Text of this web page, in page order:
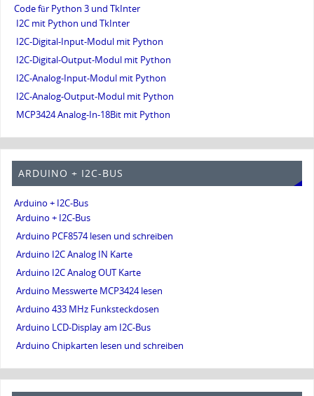
Code für Python 3 und TkInter
I2C mit Python und TkInter
I2C-Digital-Input-Modul mit Python
I2C-Digital-Output-Modul mit Python
I2C-Analog-Input-Modul mit Python
I2C-Analog-Output-Modul mit Python
MCP3424 Analog-In-18Bit mit Python
ARDUINO + I2C-BUS
Arduino + I2C-Bus
Arduino + I2C-Bus
Arduino PCF8574 lesen und schreiben
Arduino I2C Analog IN Karte
Arduino I2C Analog OUT Karte
Arduino Messwerte MCP3424 lesen
Arduino 433 MHz Funksteckdosen
Arduino LCD-Display am I2C-Bus
Arduino Chipkarten lesen und schreiben